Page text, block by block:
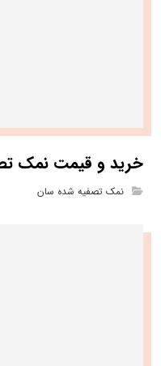
خرید و قیمت نمک
نمک تصفیه شده سان